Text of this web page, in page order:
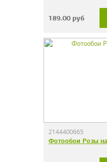
189.00руб
2144400665
Фотообои Розы